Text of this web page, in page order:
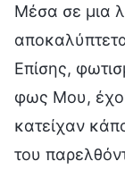
Μέσα σε μια
Επίσης,
φως Μου,
κατείχαν
του